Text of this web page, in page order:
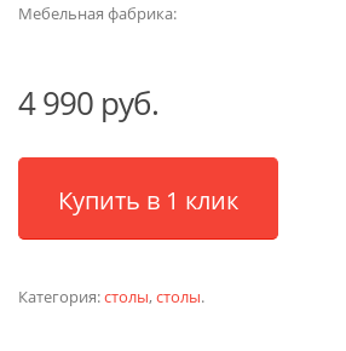
Мебельная фабрика:
4 990 руб.
Купить в 1 клик
Категория:столы,столы.